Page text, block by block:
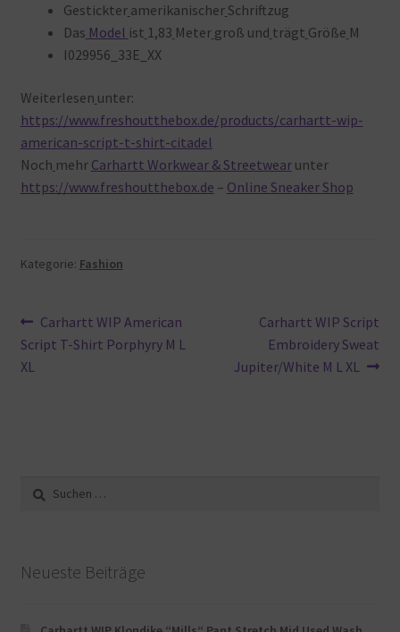
Gestickter amerikanischer Schriftzug
Das Model ist 1,83 Meter groß und trägt Größe M
I029956_33E_XX
Weiterlesen unter:
https://www.freshoutthebox.de/products/carhartt-wip-
american-script-t-shirt-citadel
Noch mehr Carhartt Workwear & Streetwearunter
https://www.freshoutthebox.de – Online Sneaker Shop
Kategorie: Fashion
Beitragsnavigation
Vorheriger
Beitrag:
Carhartt WIP American
Script T-Shirt Porphyry M L
XL
Nächster
Beitrag:
Carhartt WIP Script
Embroidery Sweat
Jupiter/White M L XL
nach:
Neueste Beiträge